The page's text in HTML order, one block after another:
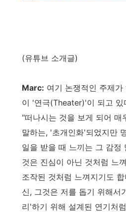
(유튜브 소개글)
Marc: 여기 논쟁적인 주제
이 '연극(Theater)'이 되고 있
"떠나시는 것을 보게 되어 매
말하는, '초개인화'되었지만
일을 받을 때 느끼는 그 감정
것은 진심이 아닌 것처럼 느
조작된 것처럼 느껴지기도
신, 그것은 저를 돕기 위해서
리'하기 위해 설계된 연기처